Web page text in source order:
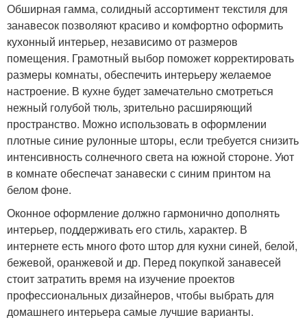
Обширная гамма, солидный ассортимент текстиля для
занавесок позволяют красиво и комфортно оформить
кухонный интерьер, независимо от размеров
помещения. Грамотный выбор поможет корректировать
размеры комнаты, обеспечить интерьеру желаемое
настроение. В кухне будет замечательно смотреться
нежный голубой тюль, зрительно расширяющий
пространство. Можно использовать в оформлении
плотные синие рулонные шторы, если требуется снизить
интенсивность солнечного света на южной стороне. Уют
в комнате обеспечат занавески с синим принтом на
белом фоне.
Оконное оформление должно гармонично дополнять
интерьер, поддерживать его стиль, характер. В
интернете есть много фото штор для кухни синей, белой,
бежевой, оранжевой и др. Перед покупкой занавесей
стоит затратить время на изучение проектов
профессиональных дизайнеров, чтобы выбрать для
домашнего интерьера самые лучшие варианты.